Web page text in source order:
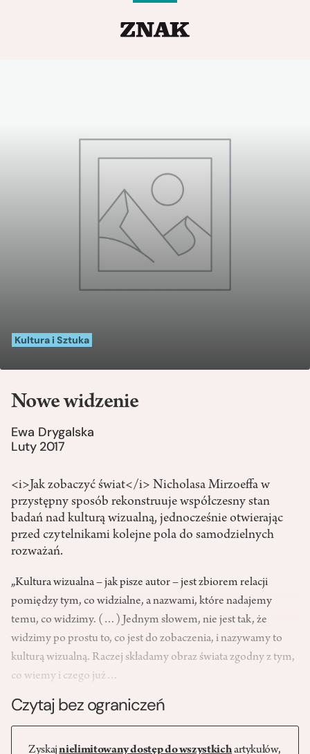
Kultura i Sztuka
Nowe widzenie
Ewa Drygalska
Luty 2017
<i>Jak zobaczyć świat</i> Nicholasa Mirzoeffa w
przystępny sposób rekonstruuje współczesny stan
badań nad kulturą wizualną, jednocześnie otwierając
przed czytelnikami kolejne pola do samodzielnych
rozważań.
„Kultura wizualna – jak pisze autor – jest zbiorem relacji
pomiędzy tym, co widzialne, a nazwami, które nadajemy
temu, co widzimy. (…) Jednym słowem, nie jest tak, że
widzimy po prostu to, co jest do zobaczenia, i nazywamy to
kulturą wizualną. Raczej składamy obraz świata zgodny z tym,
co wiemy i czego już…
Czytaj bez ograniczeń
Zyskajnielimitowany dostęp do wszystkichartykułów,